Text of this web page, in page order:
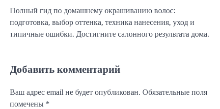
Полный гид по домашнему окрашиванию волос:
подготовка, выбор оттенка, техника нанесения, уход и
типичные ошибки. Достигните салонного результата дома.
Добавить комментарий
Ваш адрес email не будет опубликован. Обязательные поля
помечены *